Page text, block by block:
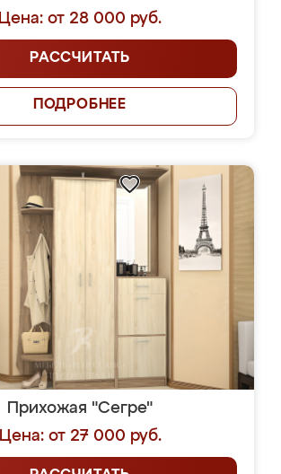
Цена: от 28 000 руб.
РАССЧИТАТЬ
ПОДРОБНЕЕ
Прихожая "Сегре"
Цена: от 27 000 руб.